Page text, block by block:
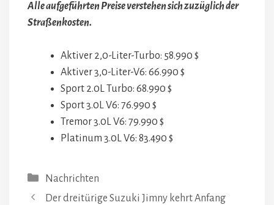
Alle aufgeführten Preise verstehen sich zuzüglich der
Straßenkosten.
Aktiver 2,0-Liter-Turbo: 58.990 $
Aktiver 3,0-Liter-V6: 66.990 $
Sport 2.0L Turbo: 68.990 $
Sport 3.0L V6: 76.990 $
Tremor 3.0L V6: 79.990 $
Platinum 3.0L V6: 83.490 $
Kategorien
Nachrichten
Der dreitürige Suzuki Jimny kehrt Anfang